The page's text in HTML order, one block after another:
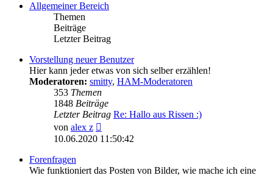
Allgemeiner Bereich
Themen
Beiträge
Letzter Beitrag
Vorstellung neuer Benutzer
Hier kann jeder etwas von sich selber erzählen!
Moderatoren: smitty, HAM-Moderatoren
353 Themen
1848 Beiträge
Letzter Beitrag Re: Hallo aus Rissen :)
von alex z
Beitrag
10.06.2020 11:50:42
Forenfragen
Wie funktioniert das Posten von Bilder, wie mache ich eine